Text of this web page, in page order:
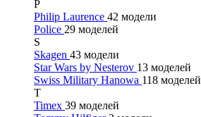
P
Philip Laurence 42 модели
Police 29 моделей
S
Skagen 43 модели
Star Wars by Nesterov 13 моделей
Swiss Military Hanowa 118 моделей
T
Timex 39 моделей